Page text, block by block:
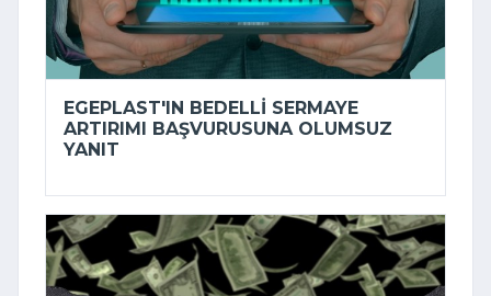
EGEPLAST'IN BEDELLI SERMAYE
ARTIRIMI BAŞVURUSUNA OLUMSUZ
YANIT